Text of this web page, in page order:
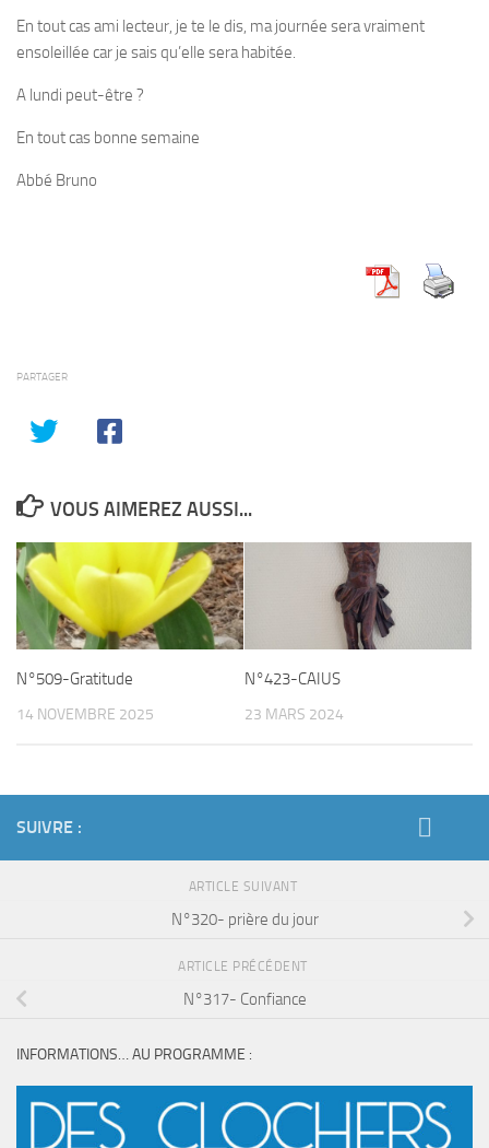
En tout cas ami lecteur, je te le dis, ma journée sera vraiment
ensoleillée car je sais qu’elle sera habitée.
A lundi peut-être ?
En tout cas bonne semaine
Abbé Bruno
PARTAGER
VOUS AIMEREZ AUSSI...
N°509-Gratitude
14 NOVEMBRE 2025
N°423-CAIUS
23 MARS 2024
SUIVRE :
ARTICLE SUIVANT
N°320- prière du jour
ARTICLE PRÉCÉDENT
N°317- Confiance
INFORMATIONS… AU PROGRAMME :